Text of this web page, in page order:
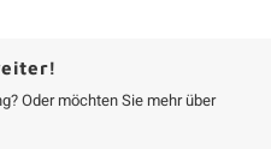
Oder möchten Sie mehr über